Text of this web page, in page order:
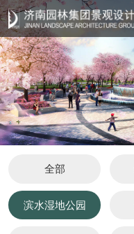
全部
滨水湿地公园